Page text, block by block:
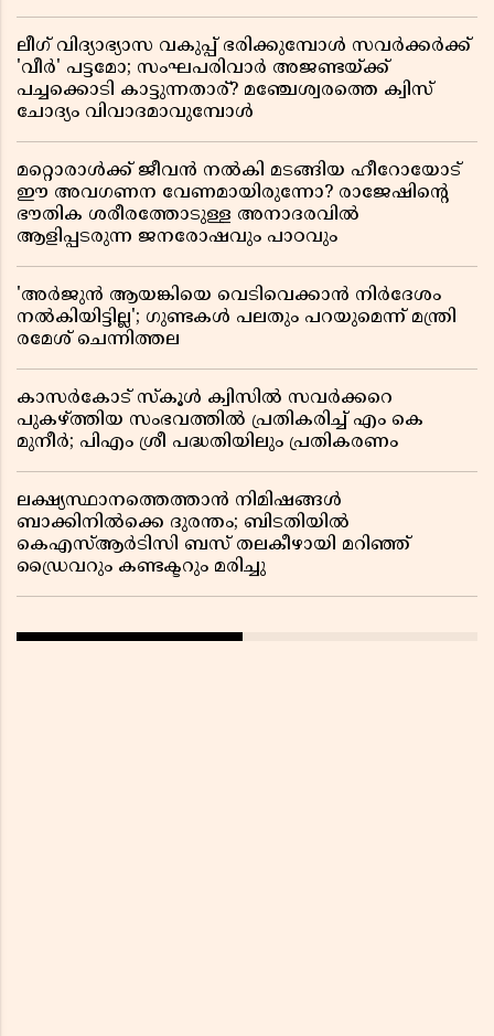
ലീഗ് വിദ്യാഭ്യാസ വകുപ്പ് ഭരിക്കുമ്പോൾ സവർക്കർക്ക്
'വീർ' പട്ടമോ; സംഘപരിവാർ അജണ്ടയ്ക്ക്
പച്ചക്കൊടി കാട്ടുന്നതാര്? മഞ്ചേശ്വരത്തെ ക്വിസ്
ചോദ്യം വിവാദമാവുമ്പോൾ
മറ്റൊരാൾക്ക് ജീവൻ നൽകി മടങ്ങിയ ഹീറോയോട്
ഈ അവഗണന വേണമായിരുന്നോ? രാജേഷിൻ്റെ
ഭൗതിക ശരീരത്തോടുള്ള അനാദരവിൽ
ആളിപ്പടരുന്ന ജനരോഷവും പാഠവും
'അർജുൻ ആയങ്കിയെ വെടിവെക്കാൻ നിർദേശം
നൽകിയിട്ടില്ല'; ഗുണ്ടകൾ പലതും പറയുമെന്ന് മന്ത്രി
രമേശ് ചെന്നിത്തല
കാസർകോട് സ്കൂൾ ക്വിസിൽ സവർക്കറെ
പുകഴ്ത്തിയ സംഭവത്തിൽ പ്രതികരിച്ച് എം കെ
മുനീർ; പിഎം ശ്രീ പദ്ധതിയിലും പ്രതികരണം
ലക്ഷ്യസ്ഥാനത്തെത്താൻ നിമിഷങ്ങൾ
ബാക്കിനിൽക്കെ ദുരന്തം; ബിടതിയിൽ
കെഎസ്ആർടിസി ബസ് തലകീഴായി മറിഞ്ഞ്
ഡ്രൈവറും കണ്ടക്ടറും മരിച്ചു